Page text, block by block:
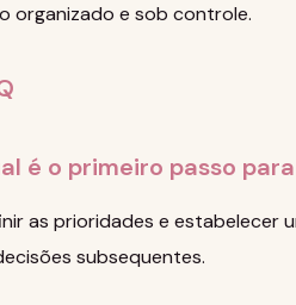
organizado e sob controle.
é o primeiro passo
as prioridades e estabelecer
subsequentes.